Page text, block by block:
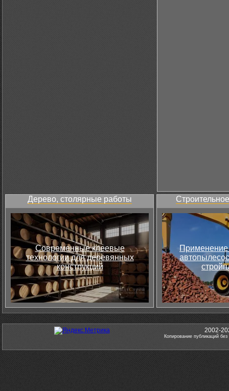
Дерево, столярные работы
Современные клеевые
технологии для деревянных
конструкций
Применение
2002-
Копирование публикаций